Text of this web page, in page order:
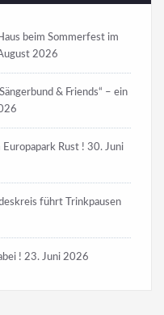
beim Sommerfest im
2026
& Friends“ – ein
Rust ! 30. Juni
führt Trinkpausen
! 23. Juni 2026